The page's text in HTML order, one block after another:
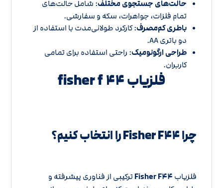
حالت‌های جستجوی مختلف: شامل حالت‌های
تمام فلزات، جواهرات، سکه و سفارشی.
باطری کم‌مصرف: کارکرد طولانی‌مدت با استفاده از
دو باتری AA.
طراحی ارگونومیک: راحتی استفاده برای تمامی
کاربران.
فلزیاب fisher f ۴۴
چرا Fisher F۴۴ را انتخاب کنیم؟
فلزیاب Fisher F۴۴ترکیبی از فناوری پیشرفته و